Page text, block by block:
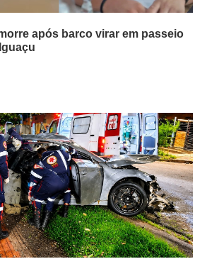
após barco virar em passeio